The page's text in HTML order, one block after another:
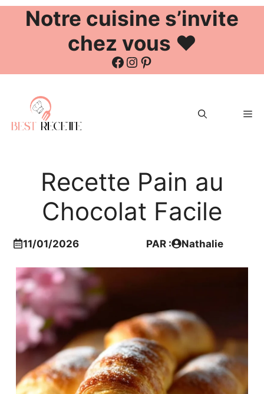
Notre cuisine s’invite
chez vous ❤️
Facebook
Instagram
Pinterest
contenu
Recette Pain au
Chocolat Facile
11/01/2026 PAR : Nathalie